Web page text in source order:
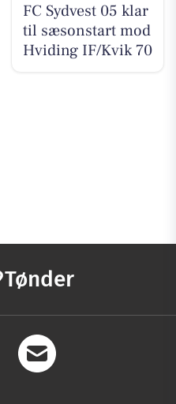
FC Sydvest 05 klar
til sæsonstart mod
Hviding IF/Kvik 70
Tønder